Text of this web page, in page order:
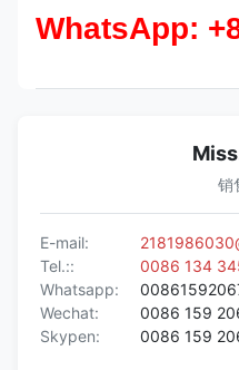
WhatsApp:
销
E-mail:
Tel.::
0086 134
Whatsapp:
Wechat:
0086 159
Skypen:
0086 159